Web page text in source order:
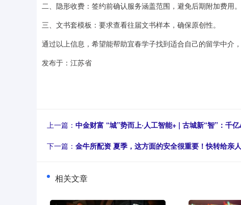
二、隐形收费：签约前确认服务涵盖范围，避免后期附加费用。
三、文书套模板：要求查看往届文书样本，确保原创性。
通过以上信息，希望能帮助宜春学子找到适合自己的留学中介
发布于：江苏省
上一篇： 中金财富 “城”势而上·人工智能+ | 古城新“智”：千
下一篇： 金牛所配资 夏季，这方面的安全很重要！快转给亲
相关文章